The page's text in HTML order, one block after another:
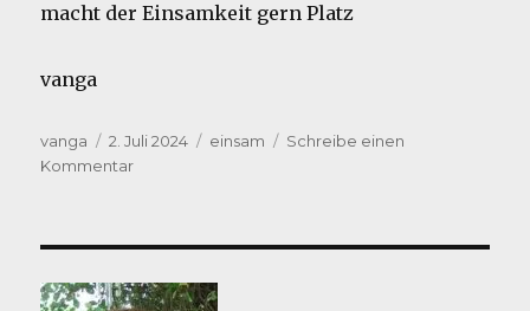
macht der Einsamkeit gern Platz
vanga
Autor
vanga
Veröffentlicht
am
2. Juli 2024 Kategorien
einsam
Schreibe einen
Kommentarzu